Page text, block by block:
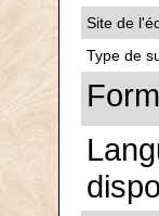
Site de
Type de